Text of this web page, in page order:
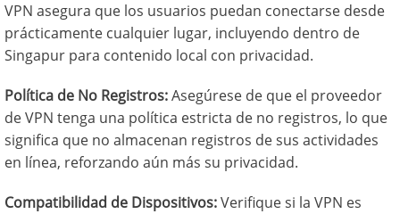
VPN asegura que los usuarios puedan conectarse desde
prácticamente cualquier lugar, incluyendo dentro de
Singapur para contenido local con privacidad.
Política de No Registros:Asegúrese de que el proveedor
de VPN tenga una política estricta de no registros, lo que
significa que no almacenan registros de sus actividades
en línea, reforzando aún más su privacidad.
Compatibilidad de Dispositivos:Verifique si la VPN es